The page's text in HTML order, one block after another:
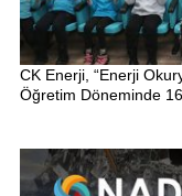
CK Enerji, “Enerji
Öğretim Döneminde